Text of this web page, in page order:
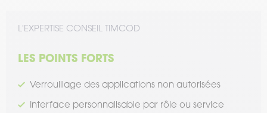
L'EXPERTISE CONSEIL TIMCOD
LES POINTS FORTS
Verrouillage des applications non autorisées
Interface personnalisable par rôle ou service